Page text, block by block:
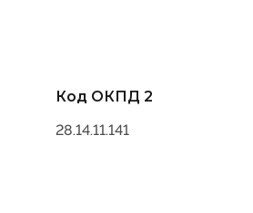
Код ОКПД 2
28.14.11.141